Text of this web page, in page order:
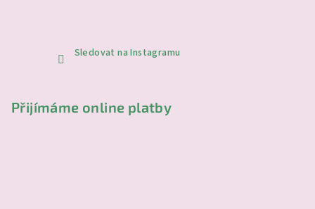
Sledovat na Instagramu
Přijímáme online platby